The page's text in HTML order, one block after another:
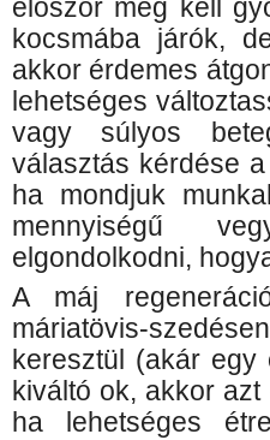
először meg kell
kocsmába járók,
akkor érdemes
lehetséges
vagy súlyos
választás kérdése
ha mondjuk
mennyiségű
elgondolkodni,
A máj
máriatövis-
keresztül (akár
kiváltó ok, akkor
ha lehetséges